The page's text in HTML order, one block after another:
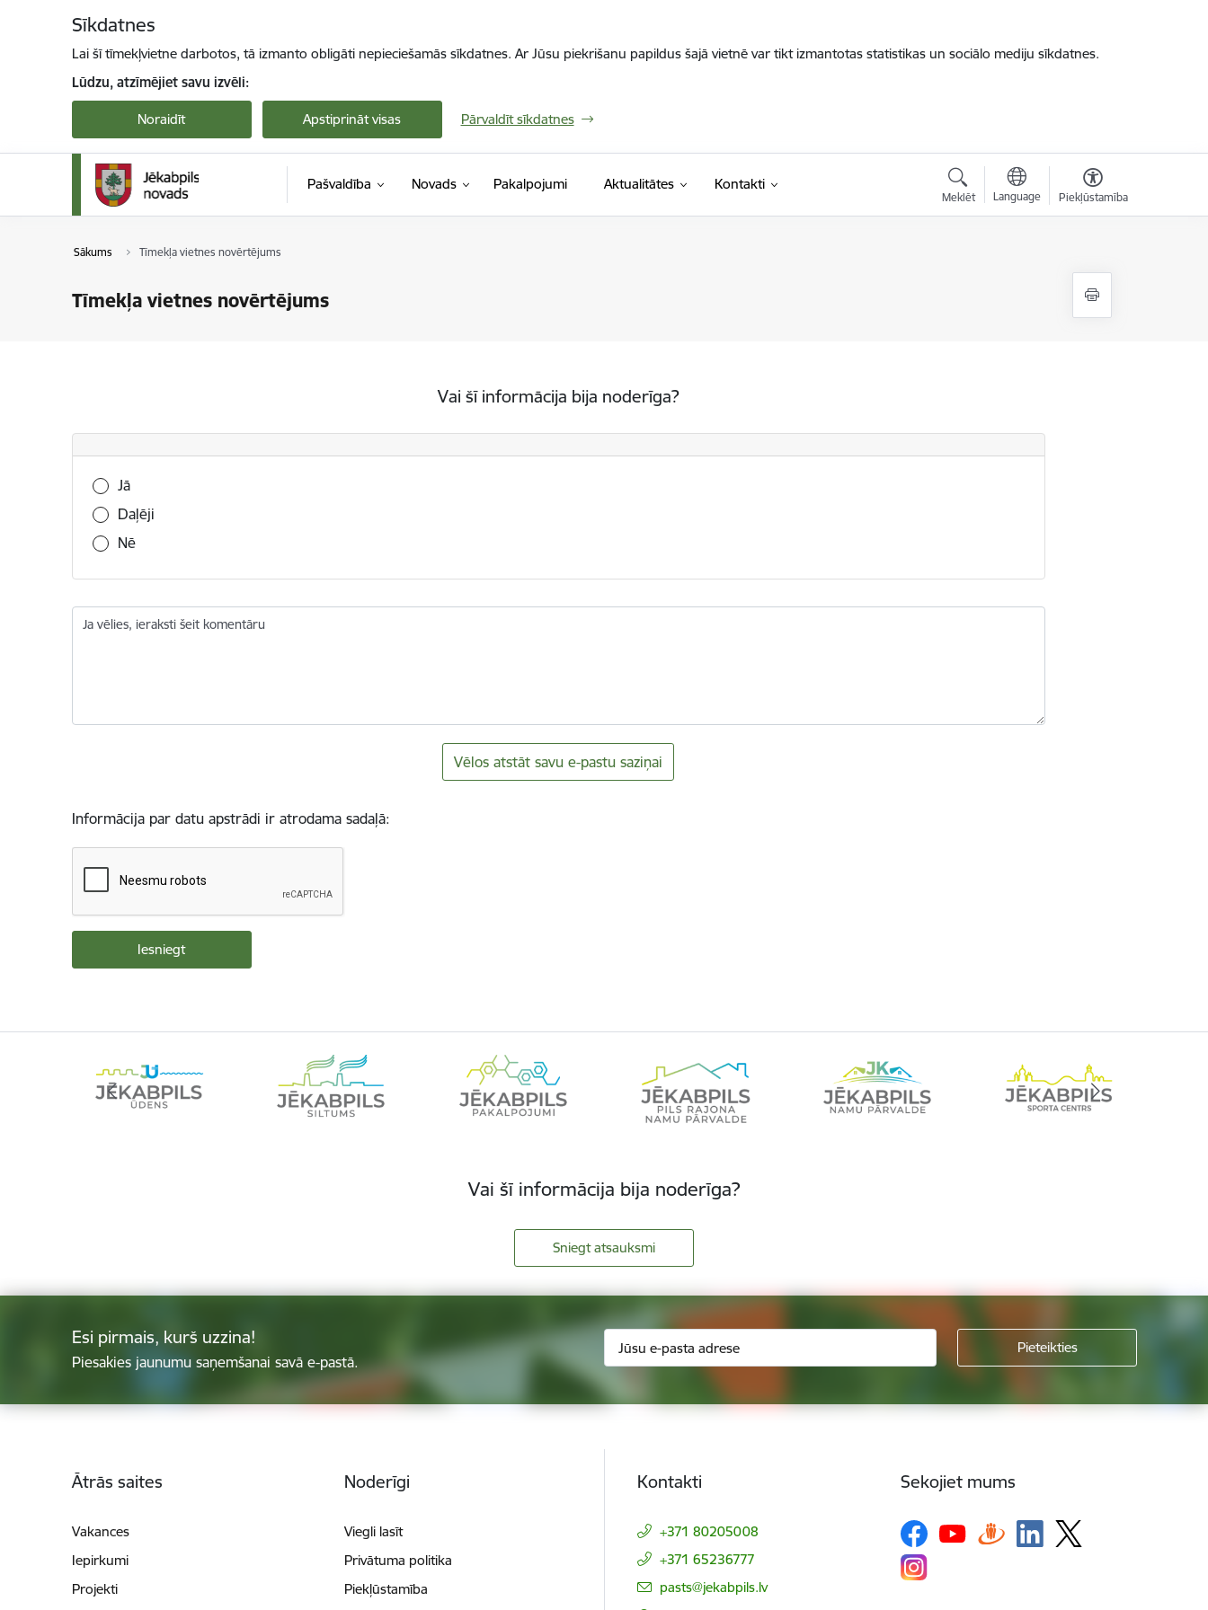
Sīkdatnes
Lai šī tīmekļvietne darbotos, tā izmanto obligāti nepieciešamās sīkdatnes. Ar Jūsu piekrišanu papildus šajā vietnē var tikt izmantotas statistikas un sociālo mediju sīkdatnes.
Lūdzu, atzīmējiet savu izvēli:
Noraidīt Apstiprināt visas Pārvaldīt sīkdatnes
Pašvaldība Novads Pakalpojumi Aktualitātes Kontakti
Meklēt Language Piekļūstamība
Sākums Tīmekļa vietnes novērtējums
Tīmekļa vietnes novērtējums
Vai šī informācija bija noderīga?
Vai šī informācija bija noderīga?
Jā
Daļēji
Nē
Ja vēlies, ieraksti šeit komentāru
Vēlos atstāt savu e-pastu saziņai
Informācija par datu apstrādi ir atrodama sadaļā:
Vai šī informācija bija noderīga?
Sniegt atsauksmi
Esi pirmais, kurš uzzina!
Piesakies jaunumu saņemšanai savā e-pastā.
Ātrās saites
Vakances
Iepirkumi
Projekti
Noderīgi
Viegli lasīt
Privātuma politika
Piekļūstamība
Kontakti
+371 80205008
+371 65236777
E-pasts:
pasts@jekabpils.lv
Sekojiet mums